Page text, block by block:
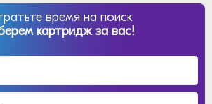
время на поиск
картридж за вас!